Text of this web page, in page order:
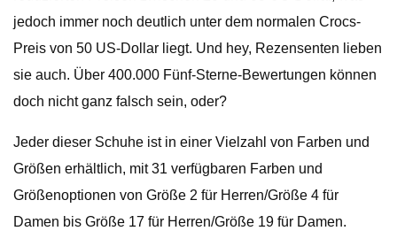
jedoch immer noch deutlich unter dem normalen Crocs-
Preis von 50 US-Dollar liegt. Und hey, Rezensenten lieben
sie auch. Über 400.000 Fünf-Sterne-Bewertungen können
doch nicht ganz falsch sein, oder?
Jeder dieser Schuhe ist in einer Vielzahl von Farben und
Größen erhältlich, mit 31 verfügbaren Farben und
Größenoptionen von Größe 2 für Herren/Größe 4 für
Damen bis Größe 17 für Herren/Größe 19 für Damen.